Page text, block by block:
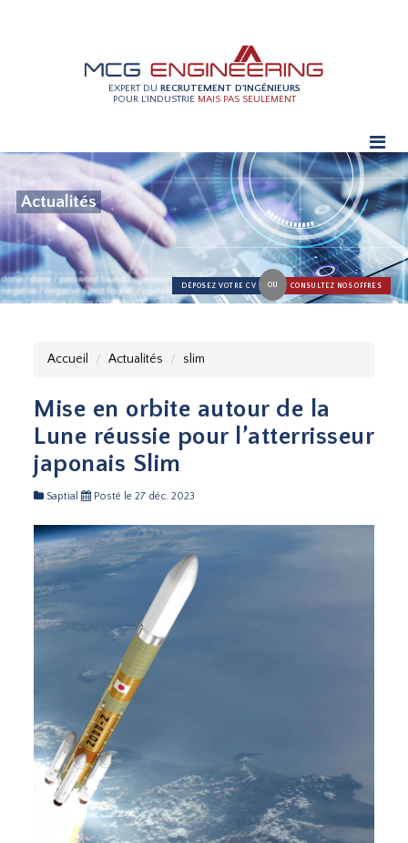
EXPERT DU RECRUTEMENT D'INGÉNIEURS
POUR L'INDUSTRIE MAIS PAS SEULEMENT
Actualités
DÉPOSEZ VOTRE CV OU CONSULTEZ NOS OFFRES
Accueil Actualités slim
Mise en orbite autour de la
Lune réussie pour l’atterrisseur
japonais Slim
Saptial Posté le 27 déc. 2023